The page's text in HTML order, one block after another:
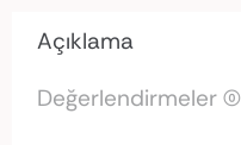
Açıklama
Değerlendirmeler (0)